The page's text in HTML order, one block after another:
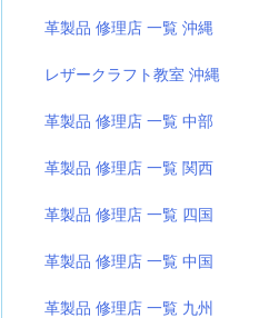
革製品 修理店 一覧 沖縄
レザークラフト教室 沖縄
革製品 修理店 一覧 中部
革製品 修理店 一覧 関西
革製品 修理店 一覧 四国
革製品 修理店 一覧 中国
革製品 修理店 一覧 九州